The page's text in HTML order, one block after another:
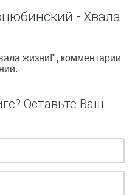
- Хвала
жизни!", комментарии
Оставьте Ваш